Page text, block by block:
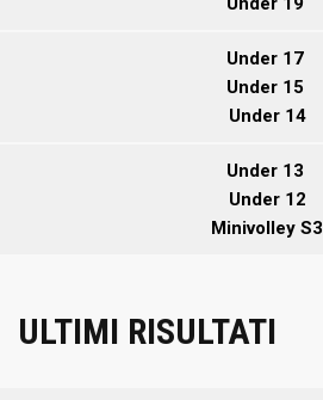
Under 17
Under 15
Under 14
Under 13
Under 12
Minivolley S3
ULTIMI RISULTATI